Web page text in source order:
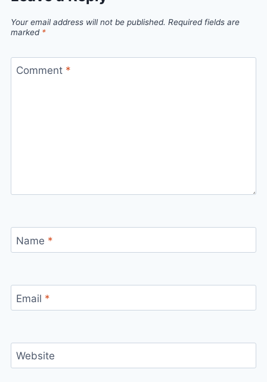
Your email address will not be published. Required fields are
marked *
Comment *
Name *
Email *
Website